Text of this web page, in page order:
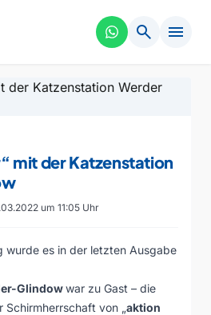
search menu
mit der Katzenstation
um 11:05 Uhr
wurde es in der letzten Ausgabe
Glindowwar zu Gast – die
Schirmherrschaft von „aktion